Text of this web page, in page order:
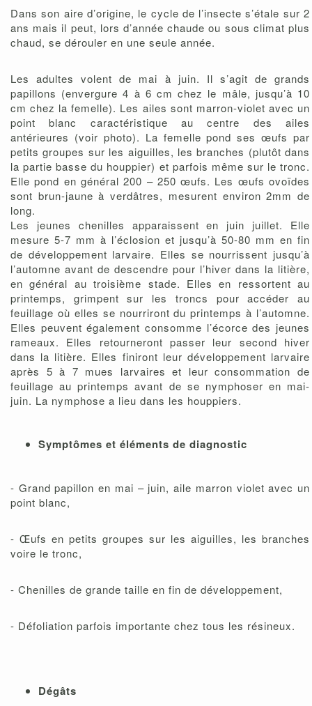
Dans son aire d’origine, le cycle de l’insecte s’étale sur 2
ans mais il peut, lors d’année chaude ou sous climat plus
chaud, se dérouler en une seule année.
Les adultes volent de mai à juin. Il s’agit de grands
papillons (envergure 4 à 6 cm chez le mâle, jusqu’à 10
cm chez la femelle). Les ailes sont marron-violet avec un
point blanc caractéristique au centre des ailes
antérieures (voir photo). La femelle pond ses œufs par
petits groupes sur les aiguilles, les branches (plutôt dans
la partie basse du houppier) et parfois même sur le tronc.
Elle pond en général 200 – 250 œufs. Les œufs ovoïdes
sont brun-jaune à verdâtres, mesurent environ 2mm de
long.
Les jeunes chenilles apparaissent en juin juillet. Elle
mesure 5-7 mm à l’éclosion et jusqu’à 50-80 mm en fin
de développement larvaire. Elles se nourrissent jusqu’à
l’automne avant de descendre pour l’hiver dans la litière,
en général au troisième stade. Elles en ressortent au
printemps, grimpent sur les troncs pour accéder au
feuillage où elles se nourriront du printemps à l’automne.
Elles peuvent également consomme l’écorce des jeunes
rameaux. Elles retourneront passer leur second hiver
dans la litière. Elles finiront leur développement larvaire
après 5 à 7 mues larvaires et leur consommation de
feuillage au printemps avant de se nymphoser en mai-
juin. La nymphose a lieu dans les houppiers.
Symptômes et éléments de diagnostic
- Grand papillon en mai – juin, aile marron violet avec un
point blanc,
- Œufs en petits groupes sur les aiguilles, les branches
voire le tronc,
- Chenilles de grande taille en fin de développement,
- Défoliation parfois importante chez tous les résineux.
Dégâts